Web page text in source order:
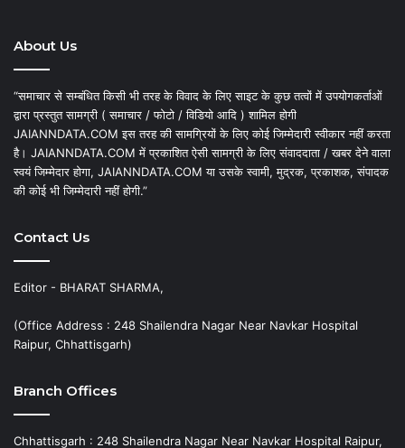
About Us
“समाचार से सम्बंधित किसी भी तरह के विवाद के लिए साइट के कुछ तत्वों में उपयोगकर्ताओं
द्वारा प्रस्तुत सामग्री ( समाचार / फोटो / विडियो आदि ) शामिल होगी
JAIANNDATA.COM इस तरह की सामग्रियों के लिए कोई जिम्मेदारी स्वीकार नहीं करता
है। JAIANNDATA.COM में प्रकाशित ऐसी सामग्री के लिए संवाददाता / खबर देने वाला
स्वयं जिम्मेदार होगा, JAIANNDATA.COM या उसके स्वामी, मुद्रक, प्रकाशक, संपादक
की कोई भी जिम्मेदारी नहीं होगी.”
Contact Us
Editor - BHARAT SHARMA,
(Office Address : 248 Shailendra Nagar Near Navkar Hospital
Raipur, Chhattisgarh)
Branch Offices
Chhattisgarh : 248 Shailendra Nagar Near Navkar Hospital Raipur,